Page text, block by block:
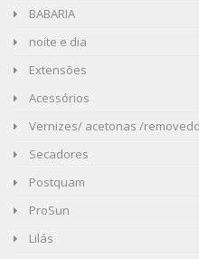
BABARIA
noite e dia
Extensões
Acessórios
Vernizes/ acetonas /
Secadores
Postquam
ProSun
Lilás